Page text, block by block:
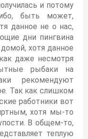
и потому
быть может,
данное не о нас,
дни пингвина
хотя данное
даже несмотря
рыбаки на
рекомендуют
Так как слишком
работники вот
хотя мы-то
В общем-то,
теплую